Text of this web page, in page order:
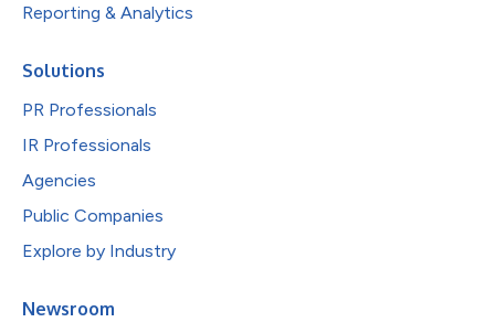
Reporting & Analytics
Solutions
PR Professionals
IR Professionals
Agencies
Public Companies
Explore by Industry
Newsroom